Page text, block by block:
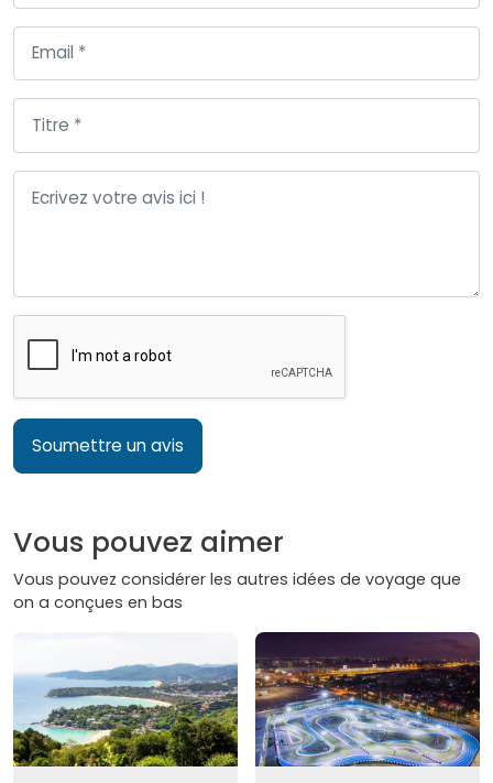
Soumettre un avis
Vous pouvez aimer
Vous pouvez considérer les autres idées de voyage que
on a conçues en bas